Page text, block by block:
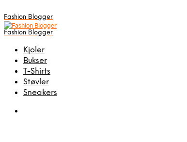
Fashion Blogger
Fashion Blogger
Kjoler
Bukser
T-Shirts
Støvler
Sneakers